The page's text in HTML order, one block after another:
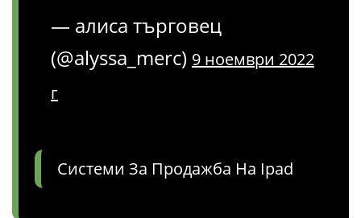
— алиса търговец
(@alyssa_merc) 9 ноември 2022
г
Системи За Продажба На Ipad